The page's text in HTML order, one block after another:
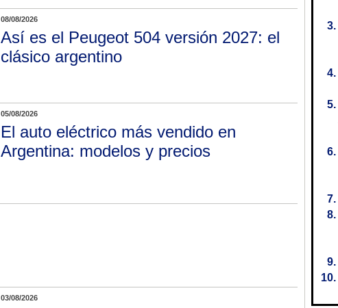
08/08/2026
Así es el Peugeot 504 versión 2027: el
clásico argentino
05/08/2026
El auto eléctrico más vendido en
Argentina: modelos y precios
03/08/2026